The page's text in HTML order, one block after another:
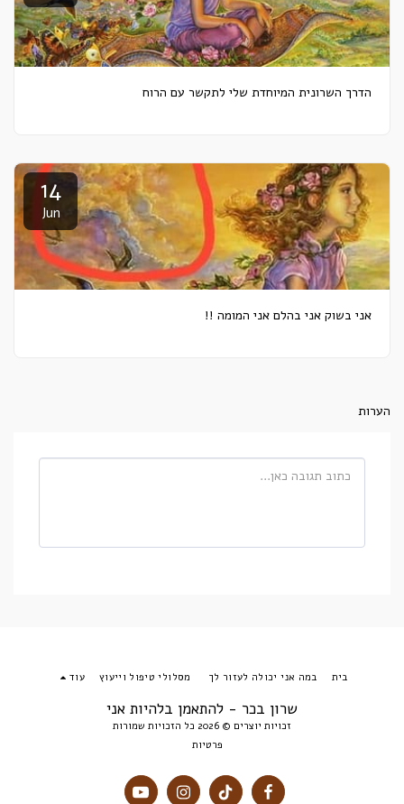
הדרך השרונית המיוחדת שלי לתקשר עם הרוח
14
Jun
אני בשוק אני בהלם אני המומה !!
הערות
שרון בכר - להתאמן בלהיות אני
זכויות יוצרים © 2026 כל הזכויות שמורות
פרטיות
בית במה אני יכולה לעזור לך מסלולי טיפול וייעוץ עוד